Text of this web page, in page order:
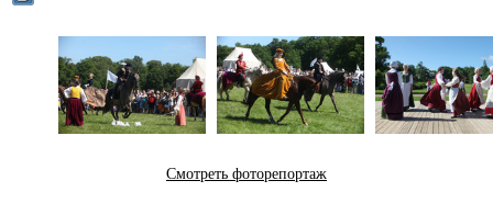
Смотреть фоторепортаж